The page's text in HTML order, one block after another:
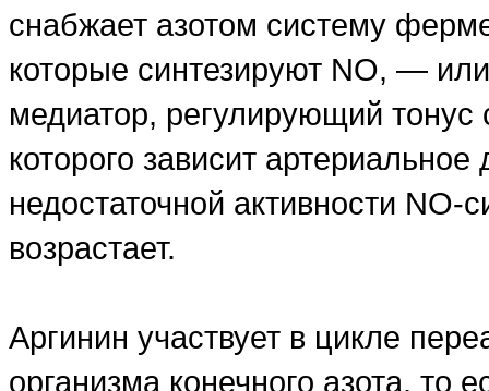
снабжает азотом систему
которые синтезируют NO, —
медиатор, регулирующий тонус
которого зависит
недостаточной активности NO-
возрастает.
Аргинин участвует в цикле
организма конечного азота, то